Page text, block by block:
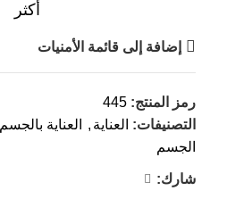
أكثر
إضافة إلى قائمة الأمنيات
رمز المنتج: 445
التصنيفات: العناية , العناية بالجسم
الجسم
شارك: